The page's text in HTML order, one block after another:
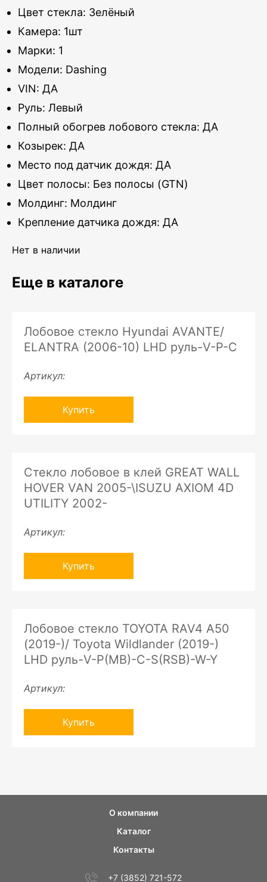
Цвет стекла: Зелёный
Камера: 1шт
Марки: 1
Модели: Dashing
VIN: ДА
Руль: Левый
Полный обогрев лобового стекла: ДА
Козырек: ДА
Место под датчик дождя: ДА
Цвет полосы: Без полосы (GTN)
Молдинг: Молдинг
Крепление датчика дождя: ДА
Нет в наличии
Еще в каталоге
Лобовое стекло Hyundai AVANTE/
ELANTRA (2006-10) LHD руль-V-P-C
Артикул:
Купить
Стекло лобовое в клей GREAT WALL
HOVER VAN 2005-\ISUZU AXIOM 4D
UTILITY 2002-
Артикул:
Купить
Лобовое стекло TOYOTA RAV4 A50
(2019-)/ Toyota Wildlander (2019-)
LHD руль-V-P(MB)-C-S(RSB)-W-Y
Артикул:
Купить
О компании
Каталог
Контакты
+7 (3852) 721-572